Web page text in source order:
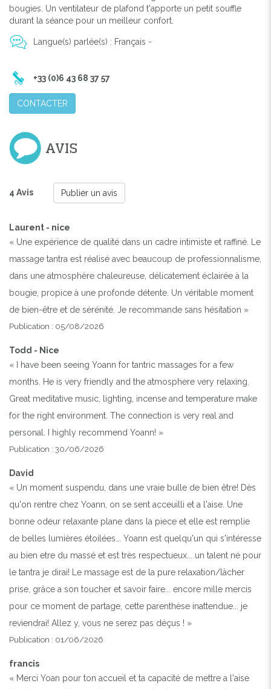
bougies. Un ventilateur de plafond t'apporte un petit souffle
durant la séance pour un meilleur confort.
Langue(s) parlée(s) : Français -
+33 (0)6 43 68 37 57
CONTACTER
AVIS
4 Avis Publier un avis
Laurent - nice
« Une expérience de qualité dans un cadre intimiste et raffiné. Le
massage tantra est réalisé avec beaucoup de professionnalisme,
dans une atmosphère chaleureuse, délicatement éclairée à la
bougie, propice à une profonde détente. Un véritable moment
de bien-être et de sérénité. Je recommande sans hésitation »
Publication : 05/08/2026
Todd - Nice
« I have been seeing Yoann for tantric massages for a few
months. He is very friendly and the atmosphere very relaxing.
Great meditative music, lighting, incense and temperature make
for the right environment. The connection is very real and
personal. I highly recommend Yoann! »
Publication : 30/06/2026
David
« Un moment suspendu, dans une vraie bulle de bien être! Dès
qu'on rentre chez Yoann, on se sent acceuilli et a l'aise. Une
bonne odeur relaxante plane dans la piece et elle est remplie
de belles lumières étoilées... Yoann est quelqu'un qui s'intéresse
au bien etre du massé et est très respectueux... un talent né pour
le tantra je dirai! Le massage est de la pure relaxation/lâcher
prise, grâce a son toucher et savoir faire... encore mille mercis
pour ce moment de partage, cette parenthèse inattendue... je
reviendrai! Allez y, vous ne serez pas déçus ! »
Publication : 01/06/2026
francis
« Merci Yoan pour ton accueil et ta capacité de mettre a l'aise